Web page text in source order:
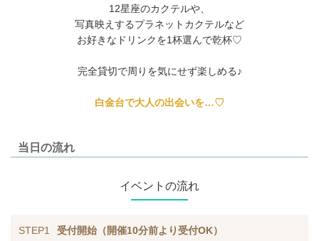
12星座のカクテルや、
写真映えするプラネットカクテルなど
お好きなドリンクを1杯選んで乾杯♡
完全貸切で周りを気にせず楽しめる♪
白金台で大人の出会いを…♡
当日の流れ
イベントの流れ
STEP1 受付開始（開催10分前より受付OK）